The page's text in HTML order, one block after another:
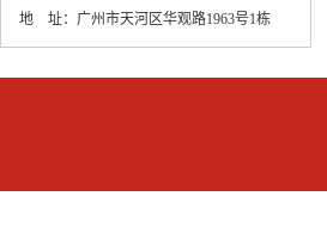
地 址： 广州市天河区华观路1963号1栋